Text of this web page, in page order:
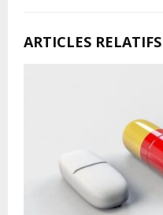
ARTICLES RELATIFS